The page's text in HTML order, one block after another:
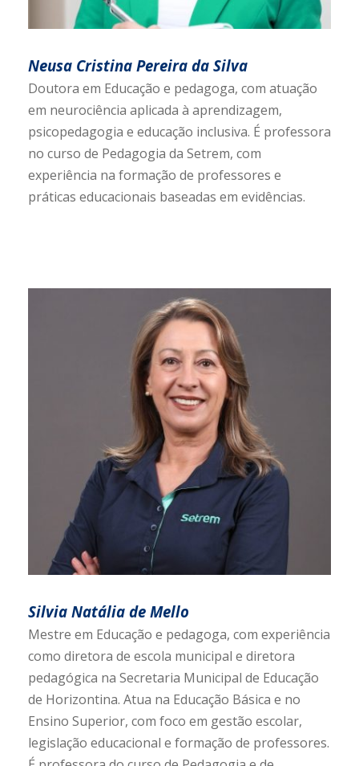
Neusa Cristina Pereira da Silva
Doutora em Educação e pedagoga, com atuação
em neurociência aplicada à aprendizagem,
psicopedagogia e educação inclusiva. É professora
no curso de Pedagogia da Setrem, com
experiência na formação de professores e
práticas educacionais baseadas em evidências.
Silvia Natália de Mello
Mestre em Educação e pedagoga, com experiência
como diretora de escola municipal e diretora
pedagógica na Secretaria Municipal de Educação
de Horizontina. Atua na Educação Básica e no
Ensino Superior, com foco em gestão escolar,
legislação educacional e formação de professores.